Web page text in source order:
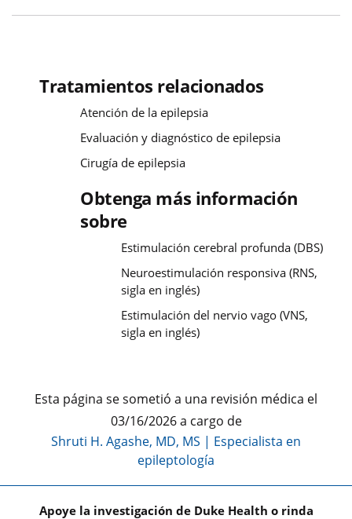
Tratamientos relacionados
Atención de la epilepsia
Evaluación y diagnóstico de epilepsia
Cirugía de epilepsia
Obtenga más información
sobre
Estimulación cerebral profunda (DBS)
Neuroestimulación responsiva (RNS,
sigla en inglés)
Estimulación del nervio vago (VNS,
sigla en inglés)
Esta página se sometió a una revisión médica el
03/16/2026 a cargo de
Shruti H. Agashe, MD, MS | Especialista en
epileptología
Apoye la investigación de Duke Health o rinda